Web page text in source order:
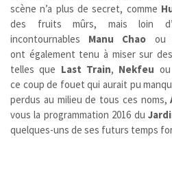
scène n’a plus de secret, comme
des fruits mûrs, mais loin
incontournables Manu Chao ou
ont également tenu à miser sur
telles que Last Train, Nekfeu ou
ce coup de fouet qui aurait pu
perdus au milieu de tous ces noms,
vous la programmation 2016 du
quelques-uns de ses futurs temps